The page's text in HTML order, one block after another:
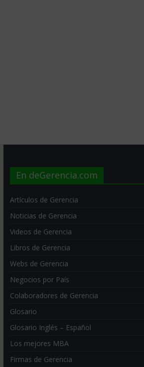
En deGerencia.com
Artículos de Gerencia
Noticias de Gerencia
Videos de Gerencia
Libros de Gerencia
Webs de Gerencia
Negocios por País
Colaboradores de Gerencia
Glosario
Glosario Inglés – Español
Los mejores MBA
Firmas de Gerencia